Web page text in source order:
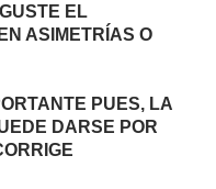
EL
ASIMETRÍAS O
PUES, LA
DARSE POR